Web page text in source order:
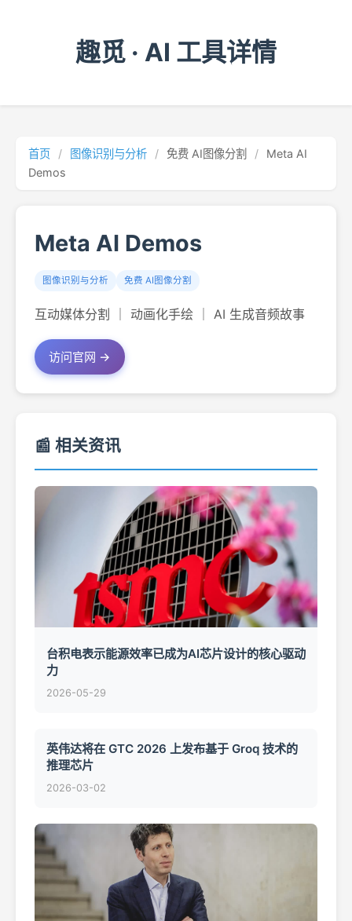
趣觅 · AI 工具详情
首页 / 图像识别与分析 / 免费 AI图像分割 /
Meta AI
Demos
Meta AI Demos
图像识别与分析 免费 AI图像分割
互动媒体分割 ｜ 动画化手绘 ｜ AI 生成音频故事
访问官网 →
📰 相关资讯
台积电表示能源效率已成为AI芯片设计的核心驱动
力
2026-05-29
英伟达将在 GTC 2026 上发布基于 Groq 技术的
推理芯片
2026-03-02